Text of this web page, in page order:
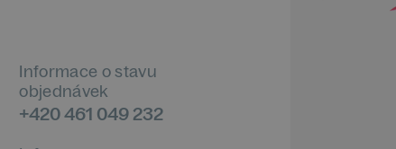
Informace o stavu
objednávek
+420 461 049 232